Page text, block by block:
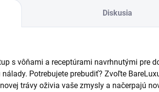
Diskusia
s vôňami a receptúrami navrhnutými pre
Potrebujete prebudiť? Zvoľte
trávy oživia vaše zmysly a načerpajú